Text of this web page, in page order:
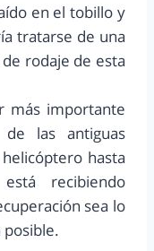
en el tobillo y
tratarse de una
rodaje de esta
más importante
las antiguas
hasta
recibiendo
sea lo